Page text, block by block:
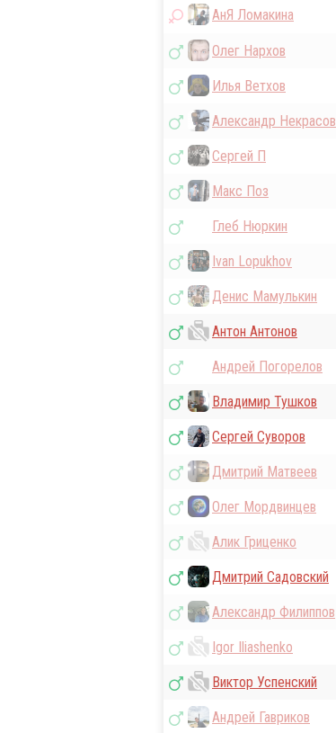
АнЯ Ломакина
Олег Нархов
Илья Ветхов
Александр Некрасов
Сергей П
Макс Поз
Глеб Нюркин
Ivan Lopukhov
Денис Мамулькин
Антон Антонов
Андрей Погорелов
Владимир Тушков
Сергей Суворов
Дмитрий Матвеев
Олег Мордвинцев
Алик Гриценко
Дмитрий Садовский
Александр Филиппов
Igor Iliashenko
Виктор Успенский
Андрей Гавриков